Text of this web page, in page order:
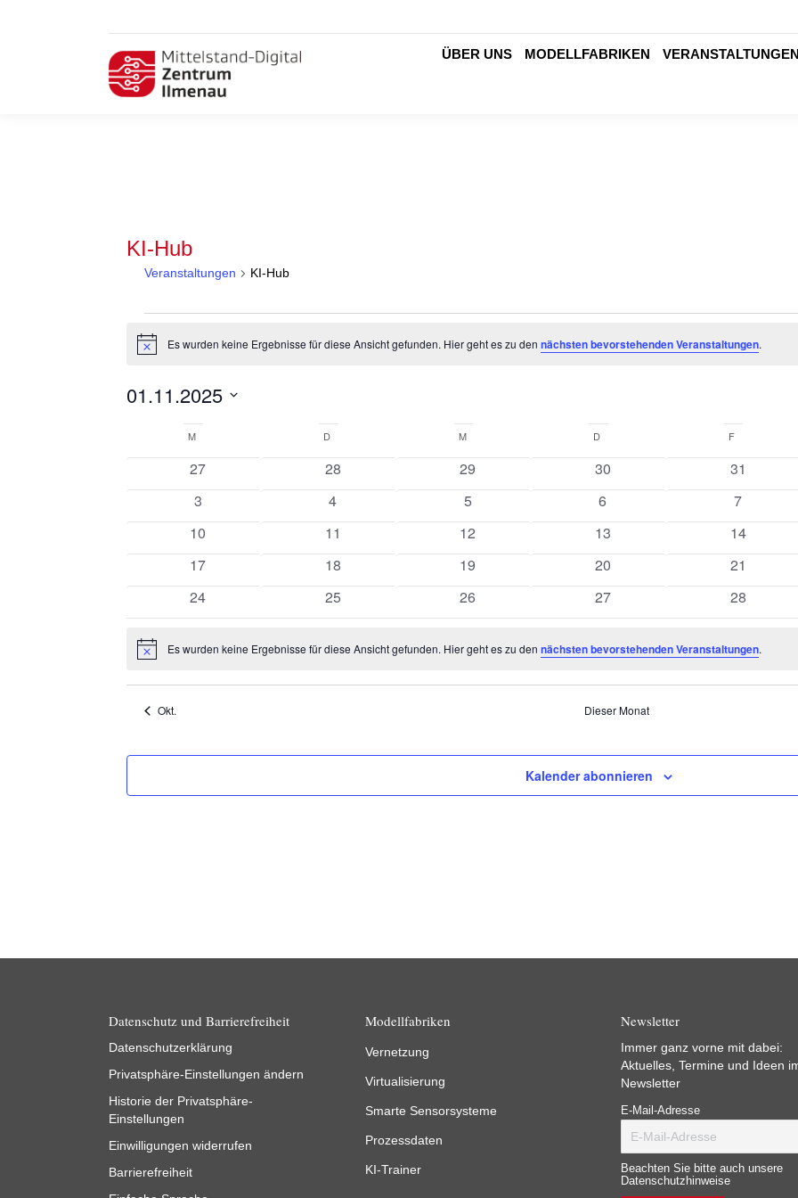
ÜBER UNS MODELLFABRIKEN VERANSTALTUNGEN
KI-Hub
Veranstaltungen KI-Hub
Veranstaltungen
HinweisEs wurden keine Ergebnisse für diese Ansicht gefunden. Hier geht es zu den nächsten bevorstehenden Veranstaltungen.
01.11.2025
Kalender
von
Veranstaltungen
M D MMITTWOCH D FFREITAG
0
Veranstaltungen
27
0
Veranstaltungen
28
0
Veranstaltungen
29
0
Veranstaltungen
30
0
31
0
Veranstaltungen
3
0
Veranstaltungen
4
0
Veranstaltungen
5
0
Veranstaltungen
6
0
7
0
Veranstaltungen
10
0
Veranstaltungen
11
0
Veranstaltungen
12
0
Veranstaltungen
13
0
14
0
Veranstaltungen
17
0
Veranstaltungen
18
0
Veranstaltungen
19
0
Veranstaltungen
20
0
21
0
Veranstaltungen
24
0
Veranstaltungen
25
0
Veranstaltungen
26
0
Veranstaltungen
27
0
28
HinweisEs wurden keine Ergebnisse für diese Ansicht gefunden. Hier geht es zu den nächsten bevorstehenden Veranstaltungen.
Okt. Dieser Monat
Kalender abonnieren
Datenschutz und Barrierefreiheit
Datenschutzerklärung
Privatsphäre-Einstellungen ändern
Historie der Privatsphäre-
Einstellungen
Einwilligungen widerrufen
Barrierefreiheit
Modellfabriken
Vernetzung
Virtualisierung
Smarte Sensorsysteme
Prozessdaten
KI-Trainer
Newsletter
Immer ganz vorne mit dabei:
Aktuelles, Termine und Ideen
Newsletter
E-Mail-Adresse
Beachten Sie bitte auch unsere
Datenschutzhinweise